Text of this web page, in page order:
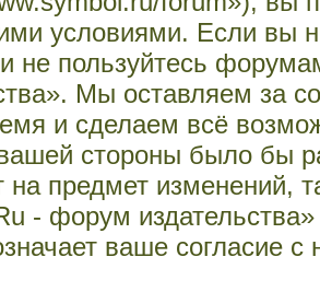
условиями. Если вы
и не пользуйтесь
Мы оставляем за
и сделаем всё
стороны было бы
на предмет изменений,
- форум
ваше согласие с